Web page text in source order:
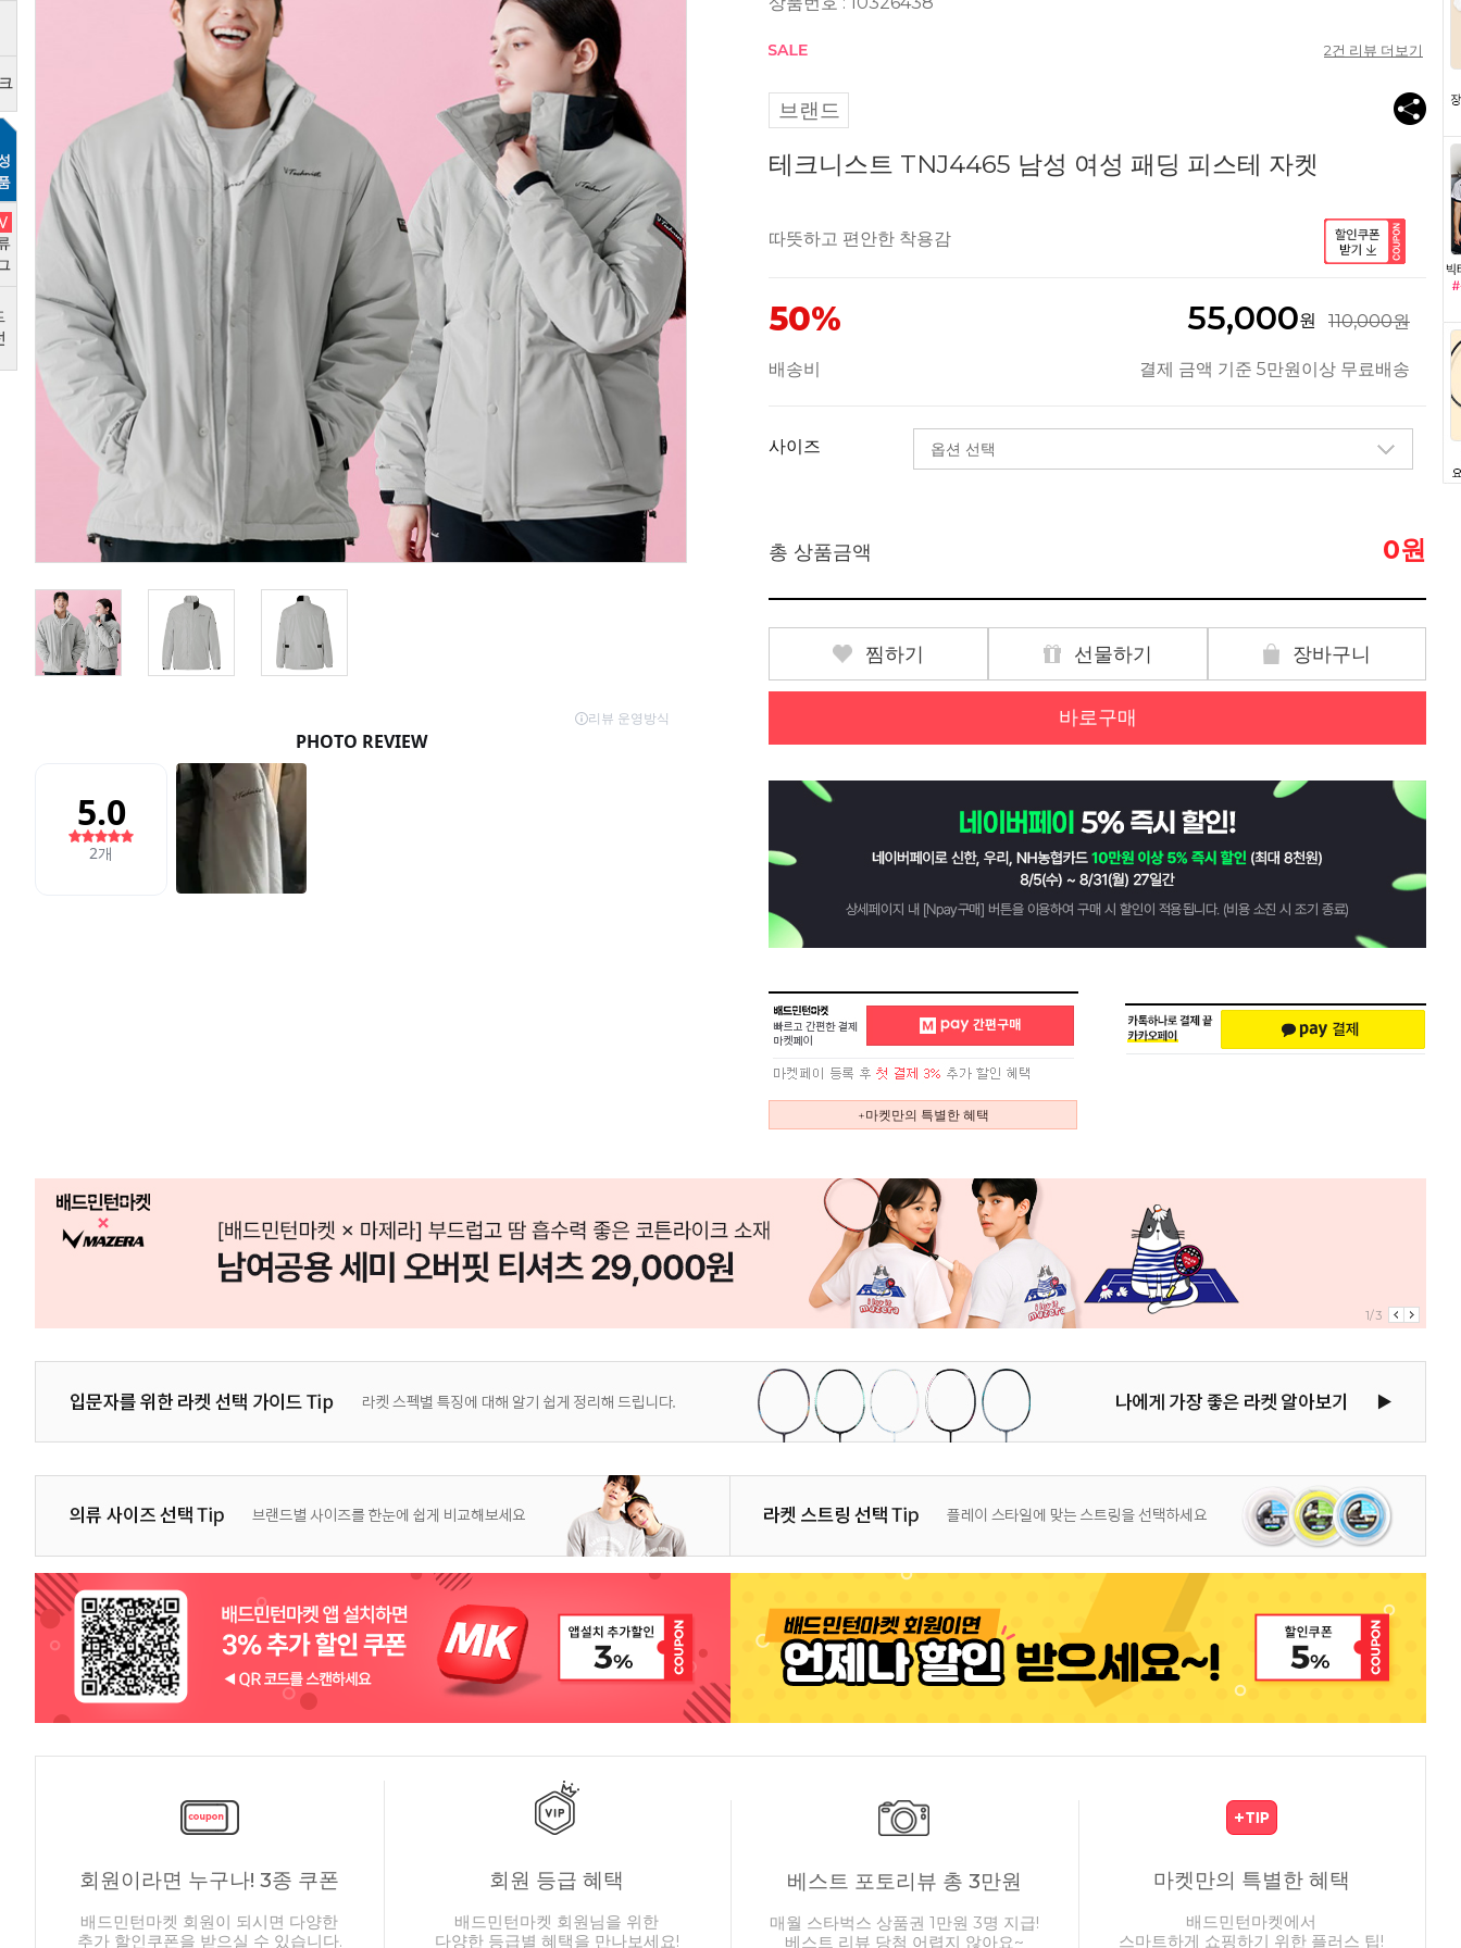
2건 리뷰 더보기
브랜드
테크니스트 TNJ4465 남성 여성 패딩 피스테 자켓
따뜻하고 편안한 착용감
50% 55,000원 110,000원
배송비 결제 금액 기준 5만원이상 무료배송
사이즈
총 상품금액 0원
찜하기 선물하기 장바구니
바로구매
+마켓만의 특별한 혜택
2/3
회원이라면 누구나! 3종 쿠폰
배드민턴마켓 회원이 되시면 다양한
추가 할인쿠폰을 받으실 수 있습니다.
회원 등급 혜택
배드민턴마켓 회원님을 위한
다양한 등급별 혜택을 만나보세요!
베스트 포토리뷰 총 3만원
매월 스타벅스 상품권 1만원 3명 지급!
베스트 리뷰 당첨 어렵지 않아요~
마켓만의 특별한 혜택
배드민턴마켓에서
스마트하게 쇼핑하기 위한 플러스 팁!